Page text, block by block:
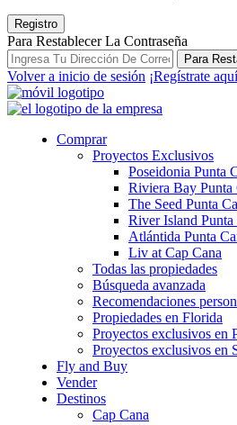
Registro
Para Restablecer La Contraseña
Para
Volver a inicio de sesión ¡Regístrate
Comprar
Proyectos Exclusivos
Poseidonia Punta
Riviera Bay Punta
The Seed Punta
River Island Punta
Atlántida Punta
Liv at Cap Cana
Todas las propiedades
Búsqueda avanzada
Recomendaciones
Propiedades en Florida
Proyectos exclusivos en
Proyectos exclusivos en
Fly and Buy
Vender
Destinos
Cap Cana